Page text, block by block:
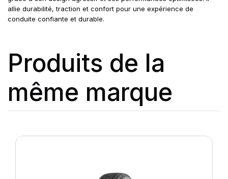
allie durabilité, traction et confort pour une expérience de
conduite confiante et durable.
Produits de la
même marque